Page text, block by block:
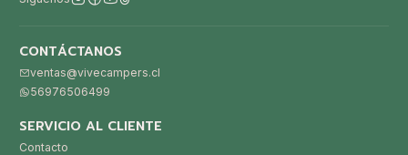
CONTÁCTANOS
ventas@vivecampers.cl
56976506499
SERVICIO AL CLIENTE
Contacto